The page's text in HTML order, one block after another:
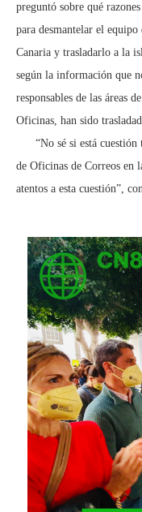
preguntó sobre qué
para desmantelar el
Canaria y trasladarlo a la
según la información que
responsables de las áreas
Oficinas, han sido
“No sé si está cuestión
de Oficinas de Correos en
atentos a esta cuestión”,